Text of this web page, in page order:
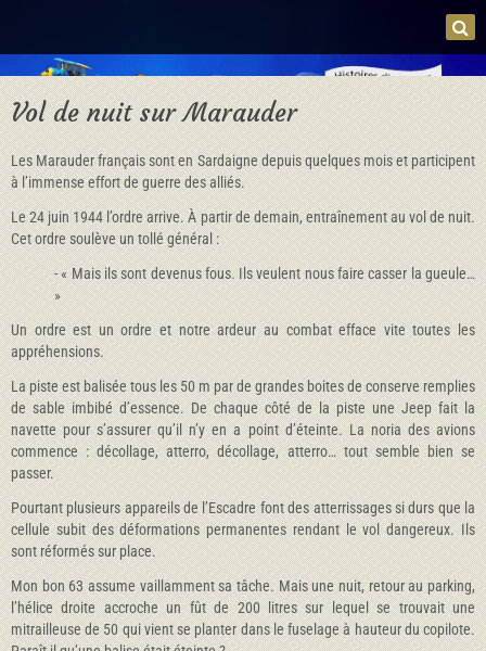
Vol de nuit sur Marauder
Les Marauder français sont en Sardaigne depuis quelques mois et participent
à l’immense effort de guerre des alliés.
Le 24 juin 1944 l’ordre arrive. À partir de demain, entraînement au vol de nuit.
Cet ordre soulève un tollé général :
- « Mais ils sont devenus fous. Ils veulent nous faire casser la gueule…
»
Un ordre est un ordre et notre ardeur au combat efface vite toutes les
appréhensions.
La piste est balisée tous les 50 m par de grandes boites de conserve remplies
de sable imbibé d’essence. De chaque côté de la piste une Jeep fait la
navette pour s’assurer qu’il n’y en a point d’éteinte. La noria des avions
commence : décollage, atterro, décollage, atterro… tout semble bien se
passer.
Pourtant plusieurs appareils de l’Escadre font des atterrissages si durs que la
cellule subit des déformations permanentes rendant le vol dangereux. Ils
sont réformés sur place.
Mon bon 63 assume vaillamment sa tâche. Mais une nuit, retour au parking,
l’hélice droite accroche un fût de 200 litres sur lequel se trouvait une
mitrailleuse de 50 qui vient se planter dans le fuselage à hauteur du copilote.